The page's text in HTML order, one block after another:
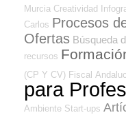
Murcia Creatividad
Carlos Procesos
Ofertas Búsqueda
recursos
(CP Y CV) Fiscal
para
Ambiente Start-ups